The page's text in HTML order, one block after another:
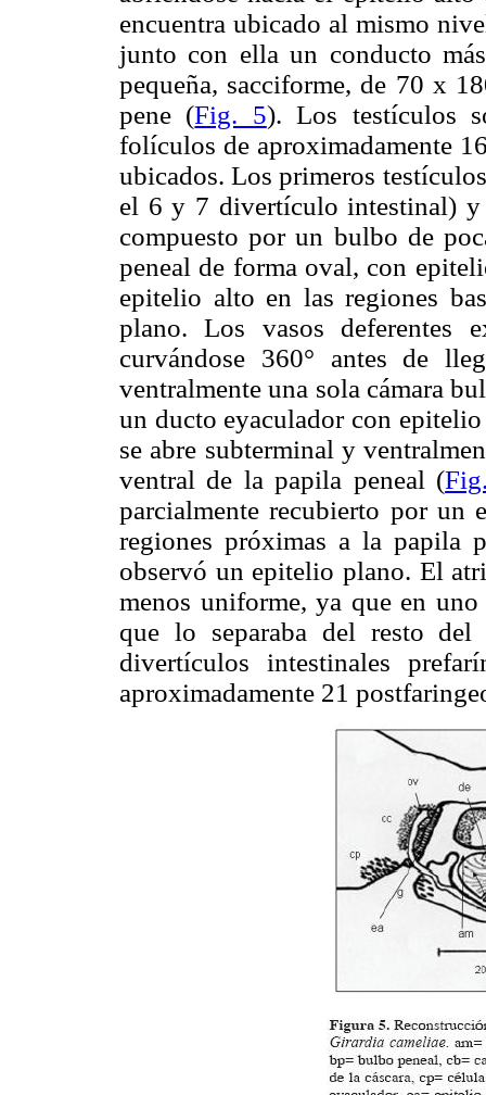
encuentra ubicado al mismo
junto con ella un conducto
pequeña, sacciforme, de 70 x
pene (Fig. 5). Los testículos
folículos de aproximadamente
ubicados. Los primeros
el 6 y 7 divertículo intestinal) y
compuesto por un bulbo de
peneal de forma oval, con
epitelio alto en las regiones
plano. Los vasos deferentes
curvándose 360° antes de
ventralmente una sola cámara
un ducto eyaculador con
se abre subterminal y
ventral de la papila peneal (
parcialmente recubierto por
regiones próximas a la papila
observó un epitelio plano. El
menos uniforme, ya que en
que lo separaba del resto del
divertículos intestinales
aproximadamente 21